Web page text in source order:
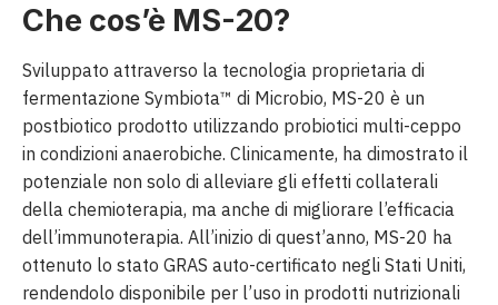
Che cos’è MS-20?
Sviluppato attraverso la tecnologia proprietaria di
fermentazione Symbiota™ di Microbio, MS-20 è un
postbiotico prodotto utilizzando probiotici multi-ceppo
in condizioni anaerobiche. Clinicamente, ha dimostrato il
potenziale non solo di alleviare gli effetti collaterali
della chemioterapia, ma anche di migliorare l’efficacia
dell’immunoterapia. All’inizio di quest’anno, MS-20 ha
ottenuto lo stato GRAS auto-certificato negli Stati Uniti,
rendendolo disponibile per l’uso in prodotti nutrizionali